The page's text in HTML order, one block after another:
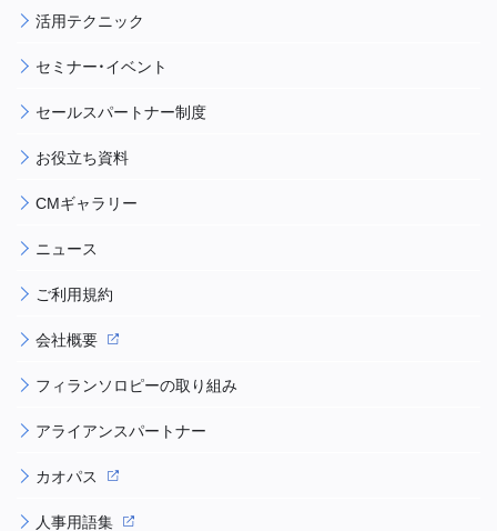
活用テクニック
セミナー・イベント
セールスパートナー制度
お役立ち資料
CMギャラリー
ニュース
ご利用規約
会社概要
フィランソロピーの取り組み
アライアンスパートナー
カオパス
人事用語集